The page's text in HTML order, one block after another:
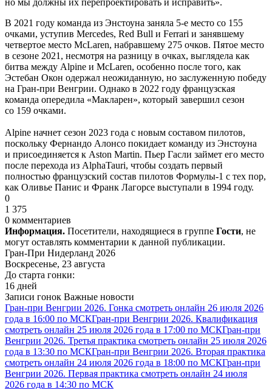
В 2021 году команда из Энстоуна заняла 5-е место со 155
очками, уступив Mercedes, Red Bull и Ferrari и занявшему
четвертое место McLaren, набравшему 275 очков. Пятое место
в сезоне 2021, несмотря на разницу в очках, выглядела как
битва между Alpine и McLaren, особенно после того, как
Эстебан Окон одержал неожиданную, но заслуженную победу
на Гран-при Венгрии. Однако в 2022 году французская
команда опередила «Макларен», который завершил сезон
со 159 очками.
Alpine начнет сезон 2023 года с новым составом пилотов,
поскольку Фернандо Алонсо покидает команду из Энстоуна
и присоединяется к Aston Martin. Пьер Гасли займет его место
после перехода из AlphaTauri, чтобы создать первый
полностью французский состав пилотов Формулы-1 с тех пор,
как Оливье Панис и Франк Лагорсе выступали в 1994 году.
0
1 375
0 комментариев
Информация. Посетители, находящиеся в группе Гости, не
могут оставлять комментарии к данной публикации.
Гран-При Нидерланд 2026
Воскресенье, 23 августа
До старта гонки:
16 дней
Записи гонок Важные новости
Гран-при Венгрии 2026. Гонка смотреть онлайн 26 июля 2026
года в 16:00 по МСКГран-при Венгрии 2026. Квалификация
смотреть онлайн 25 июля 2026 года в 17:00 по МСКГран-при
Венгрии 2026. Третья практика смотреть онлайн 25 июля 2026
года в 13:30 по МСКГран-при Венгрии 2026. Вторая практика
смотреть онлайн 24 июля 2026 года в 18:00 по МСКГран-при
Венгрии 2026. Первая практика смотреть онлайн 24 июля
2026 года в 14:30 по МСК